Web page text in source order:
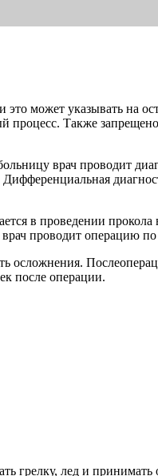
может указывать на
процесс. Также
врач проводит
в проведении прокола
врач проводит операцию
осложнения.
после операции.
грелку, лед и принимать